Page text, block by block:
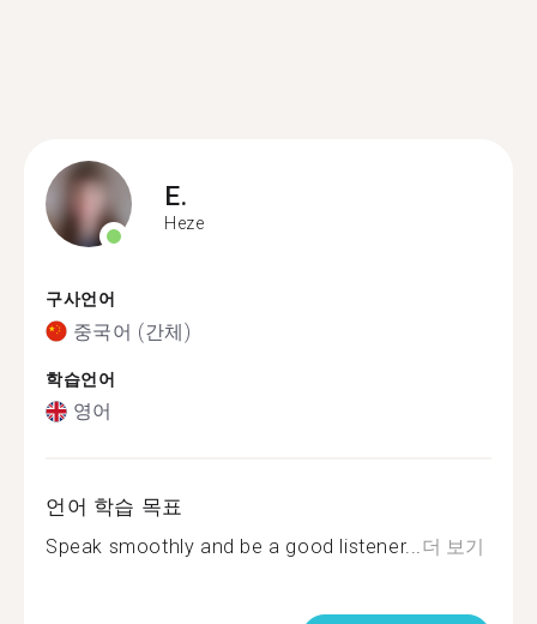
E.
Heze
구사언어
중국어 (간체)
학습언어
영어
언어 학습 목표
Speak smoothly and be a good listener...더 보기